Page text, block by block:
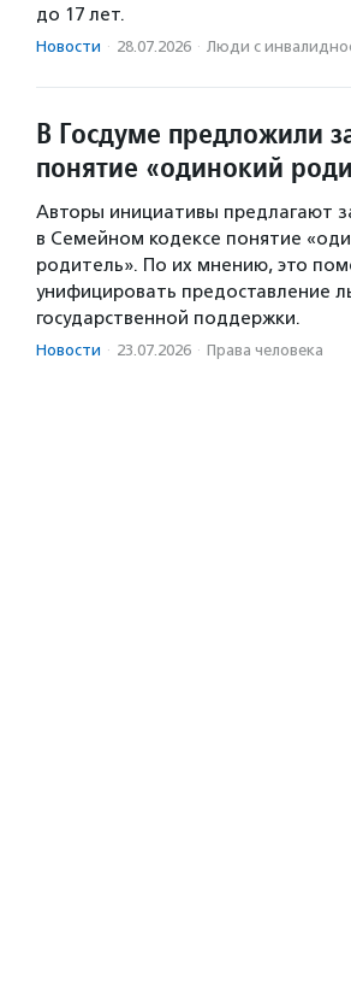
до 17 лет.
Новости · 28.07.2026 · Люди с
В Госдуме предложили
понятие «одинокий
Авторы инициативы предлагают
в Семейном кодексе понятие
родитель». По их мнению, это
унифицировать предоставление
государственной поддержки.
Новости · 23.07.2026 · Права человека